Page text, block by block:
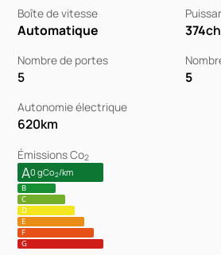
Boîte de vitesse
Automatique 374ch
Nombre de portes
5 5
Autonomie électrique
620km
Émissions Co2
A0 gCo2/km
B
C
D
E
F
G